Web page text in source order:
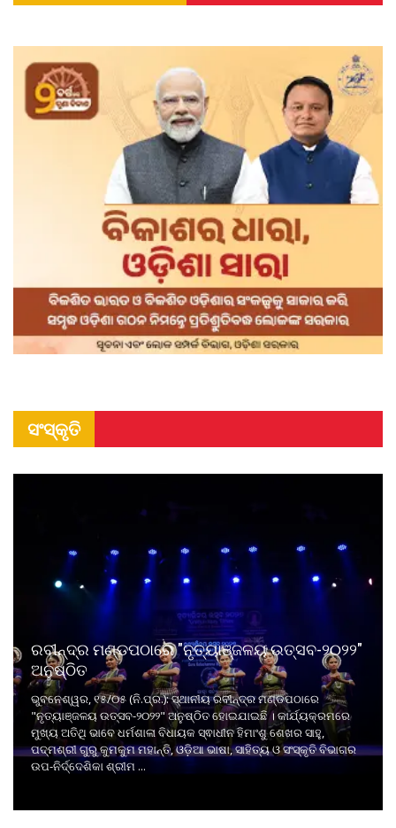
ସଂସ୍କୃତି
ରବୀନ୍ଦ୍ର ମଣ୍ଡପଠାରେ "ନୃତ୍ୟାଞ୍ଜଳୟ ଉତ୍ସବ-୨୦୨୨"
ଅନୁଷ୍ଠିତ
ଭୁବନେଶ୍ୱର, ୧୫/୦୫ (ନି.ପ୍ର.): ସ୍ଥାନୀୟ ରବୀନ୍ଦ୍ର ମଣ୍ଡପଠାରେ
"ନୃତ୍ୟାଞ୍ଜଳୟ ଉତ୍ସବ-୨୦୨୨" ଅନୁଷ୍ଠିତ ହୋଇଯାଇଛି । କାର୍ଯ୍ୟକ୍ରମରେ
ମୁଖ୍ୟ ଅତିଥି ଭାବେ ଧର୍ମଶାଳା ବିଧାୟକ ସ୍ଵାଧୀନ ହିମାଂଶୁ ଶେଖର ସାହୁ,
ପଦ୍ମଶ୍ରୀ ଗୁରୁ କୁମକୁମ ମହାନ୍ତି, ଓଡ଼ିଆ ଭାଷା, ସାହିତ୍ୟ ଓ ସଂସ୍କୃତି ବିଭାଗର
ଉପ-ନିର୍ଦ୍ଦେଶିକା ଶ୍ରୀମ ...